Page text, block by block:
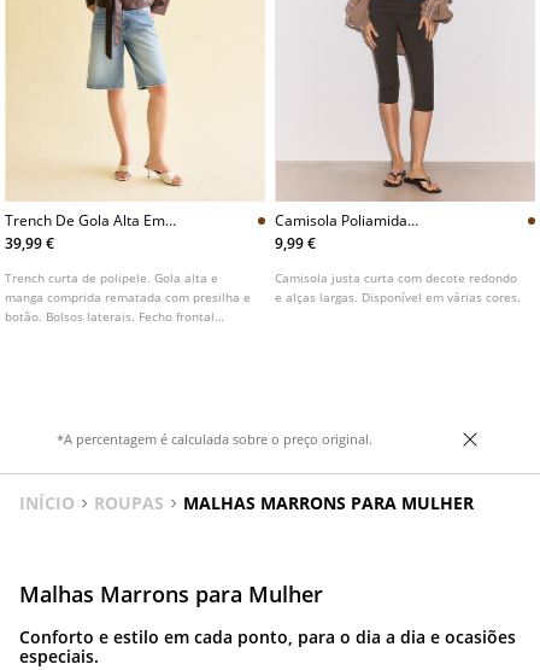
Trench De Gola Alta Em
Polipele
39,99 €
Trench curta de polipele. Gola alta e
manga comprida rematada com presilha e
botão. Bolsos laterais. Fecho frontal
Camisola Poliamida
L07076116
9,99 €
Camisola justa curta com decote redondo
e alças largas. Disponível em várias cores.
*A percentagem é calculada sobre o preço original.
INÍCIO ROUPAS MALHAS MARRONS PARA MULHER
Malhas Marrons para Mulher
Conforto e estilo em cada ponto, para o dia a dia e ocasiões
especiais.